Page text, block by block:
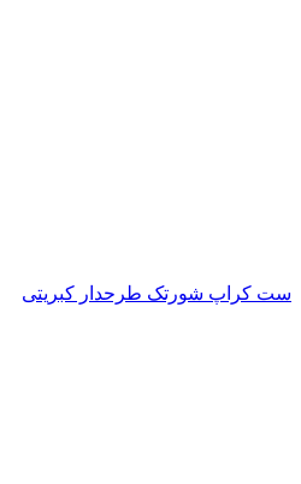
ست کراپ شورتک طرحدار کبریتی